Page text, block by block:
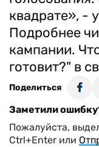
квадрате», -
Подробнее
кампании.
готовит?" в
Поделиться
Заметили
Пожалуйста,
Ctrl+Enter или